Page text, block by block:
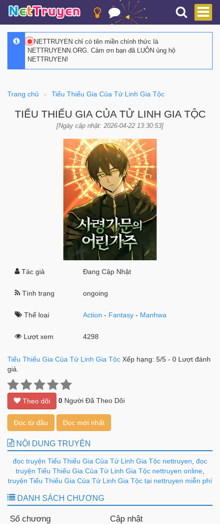
NETTRUYEN chỉ có tên miền chính thức là
NETTRUYENN.ORG. Cảm ơn bạn đã LUÔN ủng hộ
NETTRUYEN!
Trang chủ Tiểu Thiếu Gia Của Tử Linh Gia Tộc
TIỂU THIẾU GIA CỦA TỬ LINH GIA TỘC
[Ngày cập nhật: 2026-04-22 13:30:53]
Tác giả Đang Cập Nhật
Tình trạng ongoing
Thể loại Action - Fantasy - Manhwa
Lượt xem 4298
Tiểu Thiếu Gia Của Tử Linh Gia Tộc Xếp hạng: 5/5 - 0 Lượt đánh
giá.
Theo dõi 0 Người Đã Theo Dõi
Đọc từ đầu Đọc mới nhất
NỘI DUNG TRUYỆN
đọc truyện Tiểu Thiếu Gia Của Tử Linh Gia Tộc nettruyen đọc
truyện Tiểu Thiếu Gia Của Tử Linh Gia Tộc nettruyen online
truyện Tiểu Thiếu Gia Của Tử Linh Gia Tộc tại nettruyen miễn phí
DANH SÁCH CHƯƠNG
Số chương Cập nhật